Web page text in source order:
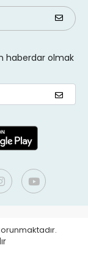
haberdar olmak